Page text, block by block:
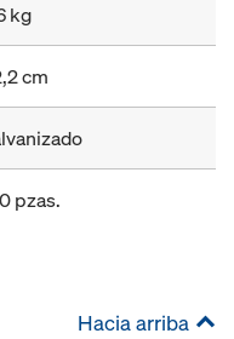
kg
cm
pzas.
Hacia arriba